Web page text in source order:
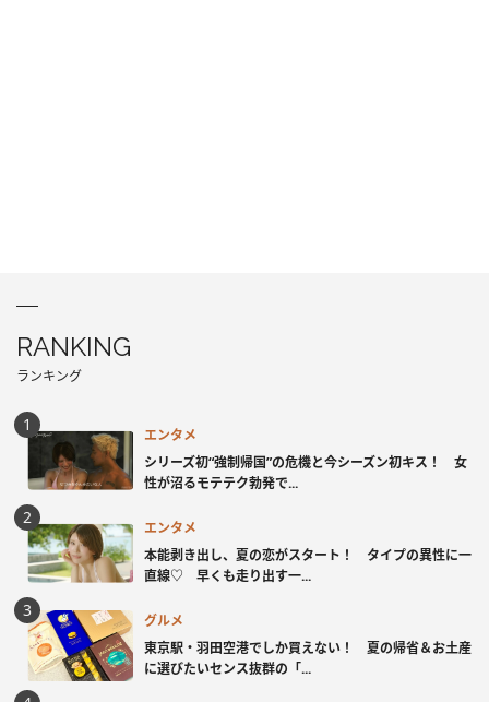
RANKING
ランキング
エンタメ
シリーズ初“強制帰国”の危機と今シーズン初キス！ 女
性が沼るモテテク勃発で...
エンタメ
本能剥き出し、夏の恋がスタート！ タイプの異性に一
直線♡ 早くも走り出す一...
グルメ
東京駅・羽田空港でしか買えない！ 夏の帰省＆お土産
に選びたいセンス抜群の「...